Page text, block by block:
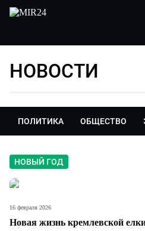
НОВОСТИ
ПОЛИТИКА ОБЩЕСТВО
НОВЫЙ ГОД
Новая жизнь кремлевской
16 февраля 2026